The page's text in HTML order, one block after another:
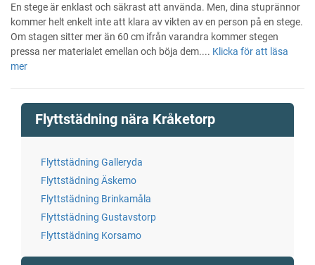
En stege är enklast och säkrast att använda. Men, dina stuprännor
kommer helt enkelt inte att klara av vikten av en person på en stege.
Om stagen sitter mer än 60 cm ifrån varandra kommer stegen
pressa ner materialet emellan och böja dem.... Klicka för att läsa
mer
Flyttstädning nära Kråketorp
Flyttstädning Galleryda
Flyttstädning Äskemo
Flyttstädning Brinkamåla
Flyttstädning Gustavstorp
Flyttstädning Korsamo